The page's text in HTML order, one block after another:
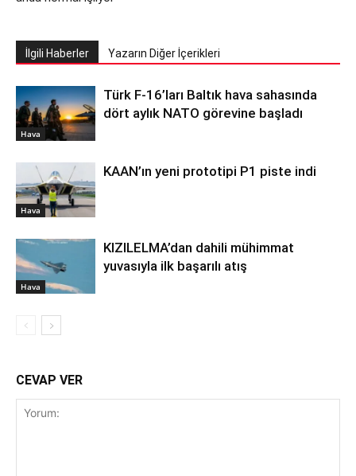
İlgili Haberler Yazarın Diğer İçerikleri
Hava
Türk F-16’ları Baltık hava sahasında
dört aylık NATO görevine başladı
Hava
KAAN’ın yeni prototipi P1 piste indi
Hava
KIZILELMA’dan dahili mühimmat
yuvasıyla ilk başarılı atış
CEVAP VER